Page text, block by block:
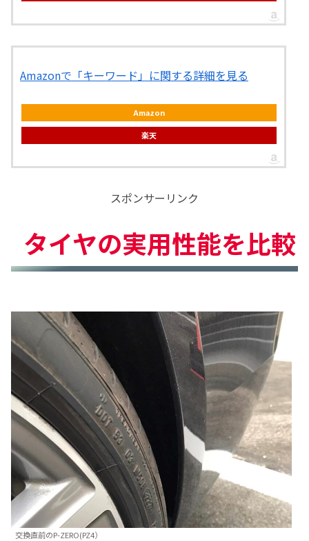
Amazonで「キーワード」に関する詳細を見る
Amazon
楽天
スポンサーリンク
タイヤの実用性能を比較
交換直前のP-ZERO(PZ4）